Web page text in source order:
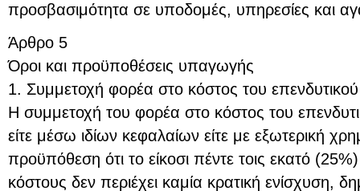
προσβασιμότητα σε υποδομές, υπηρεσίες και
Άρθρο 5
Όροι και προϋποθέσεις υπαγωγής
1. Συμμετοχή φορέα στο κόστος του
Η συμμετοχή του φορέα στο κόστος του
είτε μέσω ιδίων κεφαλαίων είτε με εξωτερική
προϋπόθεση ότι το είκοσι πέντε τοις εκατό
κόστους δεν περιέχει καμία κρατική ενίσχυση,